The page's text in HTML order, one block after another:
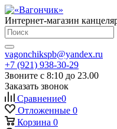
Интернет-магазин
vagonchikspb@yandex.ru
+7 (921) 938-30-29
Звоните с 8:10 до 23.00
Заказать звонок
Сравнение0
Отложенные 0
Корзина 0